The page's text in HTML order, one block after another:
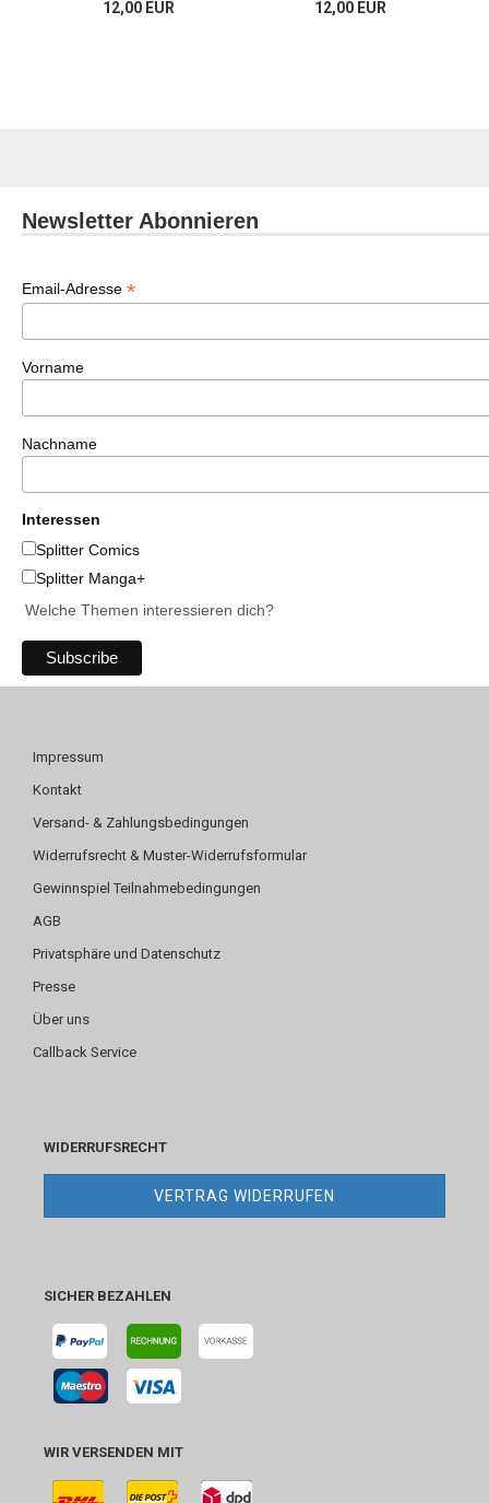
12,00 EUR 12,00 EUR
Newsletter Abonnieren
Email-Adresse *
Vorname
Nachname
Interessen
Splitter Comics
Splitter Manga+
Welche Themen interessieren dich?
Impressum
Kontakt
Versand- & Zahlungsbedingungen
Widerrufsrecht & Muster-Widerrufsformular
Gewinnspiel Teilnahmebedingungen
AGB
Privatsphäre und Datenschutz
Presse
Über uns
Callback Service
WIDERRUFSRECHT
VERTRAG WIDERRUFEN
SICHER BEZAHLEN
WIR VERSENDEN MIT